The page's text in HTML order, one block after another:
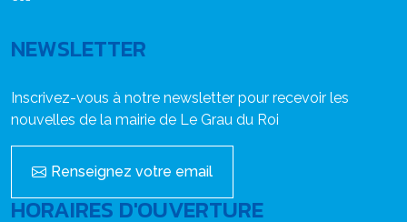
NEWSLETTER
Inscrivez-vous à notre newsletter pour recevoir les
nouvelles de la mairie de Le Grau du Roi
Renseignez votre email
HORAIRES D'OUVERTURE